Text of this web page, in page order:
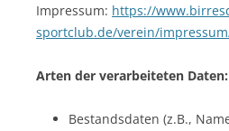
Impressum: https://
sportclub.de/verein/
Arten der verarbeiteten Daten:
Bestandsdaten (z.B.,